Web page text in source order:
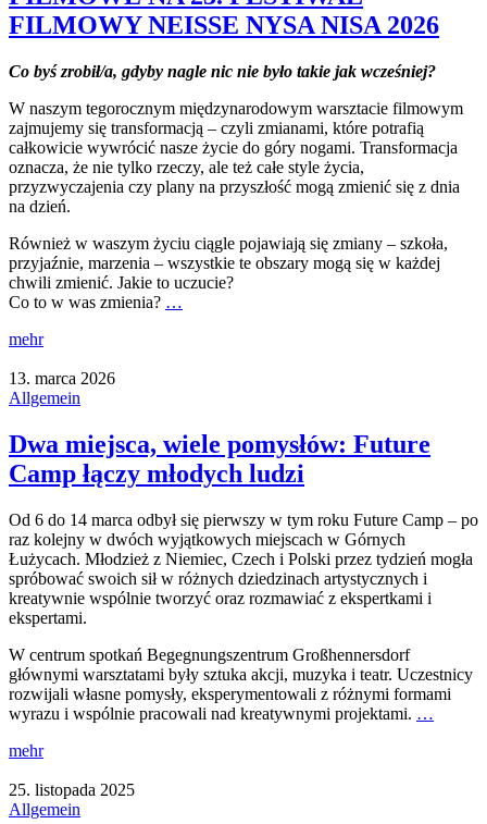
FILMOWY NEISSE NYSA NISA 2026
Co byś zrobił/a, gdyby nagle nic nie było takie jak wcześniej?
W naszym tegorocznym międzynarodowym warsztacie filmowym
zajmujemy się transformacją – czyli zmianami, które potrafią
całkowicie wywrócić nasze życie do góry nogami. Transformacja
oznacza, że nie tylko rzeczy, ale też całe style życia,
przyzwyczajenia czy plany na przyszłość mogą zmienić się z dnia
na dzień.
Również w waszym życiu ciągle pojawiają się zmiany – szkoła,
przyjaźnie, marzenia – wszystkie te obszary mogą się w każdej
chwili zmienić. Jakie to uczucie?
Co to w was zmienia? …
mehr
13. marca 2026
Allgemein
Dwa miejsca, wiele pomysłów: Future
Camp łączy młodych ludzi
Od 6 do 14 marca odbył się pierwszy w tym roku Future Camp – po
raz kolejny w dwóch wyjątkowych miejscach w Górnych
Łużycach. Młodzież z Niemiec, Czech i Polski przez tydzień mogła
spróbować swoich sił w różnych dziedzinach artystycznych i
kreatywnie wspólnie tworzyć oraz rozmawiać z ekspertkami i
ekspertami.
W centrum spotkań Begegnungszentrum Großhennersdorf
głównymi warsztatami były sztuka akcji, muzyka i teatr. Uczestnicy
rozwijali własne pomysły, eksperymentowali z różnymi formami
wyrazu i wspólnie pracowali nad kreatywnymi projektami. …
mehr
25. listopada 2025
Allgemein